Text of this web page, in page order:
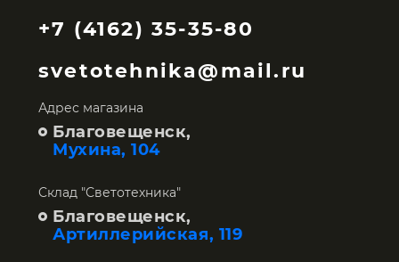
+7 (4162) 35-35-80
svetotehnika@mail.ru
Адрес магазина
Благовещенск,
Мухина, 104
Склад "Светотехника"
Благовещенск,
Артиллерийская, 119